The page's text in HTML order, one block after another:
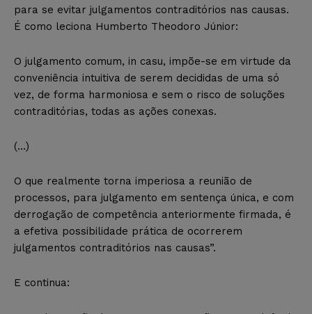
para se evitar julgamentos contraditórios nas causas.
É como leciona Humberto Theodoro Júnior:
O julgamento comum, in casu, impõe-se em virtude da
conveniência intuitiva de serem decididas de uma só
vez, de forma harmoniosa e sem o risco de soluções
contraditórias, todas as ações conexas.
(…)
O que realmente torna imperiosa a reunião de
processos, para julgamento em sentença única, e com
derrogação de competência anteriormente firmada, é
a efetiva possibilidade prática de ocorrerem
julgamentos contraditórios nas causas”.
E continua: